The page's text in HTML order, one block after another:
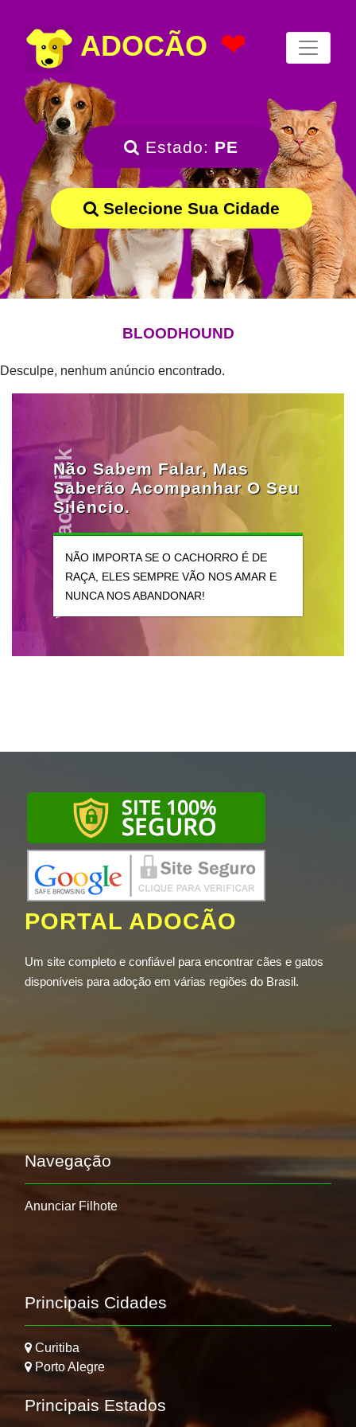
ADOCÃO ❤
Estado: PE
Selecione Sua Cidade
BLOODHOUND
Desculpe, nenhum anúncio encontrado.
Vendocao.click
Não Sabem Falar, Mas
Saberão Acompanhar O Seu
Silêncio.
NÃO IMPORTA SE O CACHORRO É DE
RAÇA, ELES SEMPRE VÃO NOS AMAR E
NUNCA NOS ABANDONAR!
PORTAL ADOCÃO
Um site completo e confiável para encontrar cães e gatos
disponíveis para adoção em várias regiões do Brasil.
Navegação
Anunciar Filhote
Principais Cidades
Curitiba
Porto Alegre
Principais Estados